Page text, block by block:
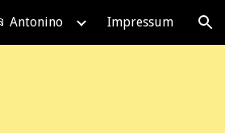
Antonino Impressum